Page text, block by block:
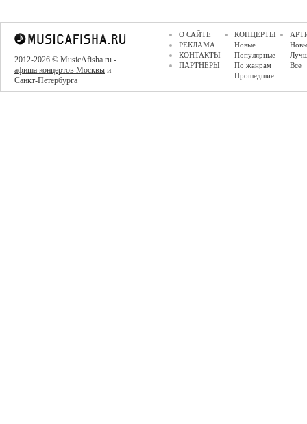
2012-2026 © MusicAfisha.ru -
афиша концертов Москвы и
Санкт-Петербурга
О САЙТЕ
РЕКЛАМА
КОНТАКТЫ
ПАРТНЕРЫ
КОНЦЕРТЫ
Новые
Популярные
По жанрам
Прошедшие
Все